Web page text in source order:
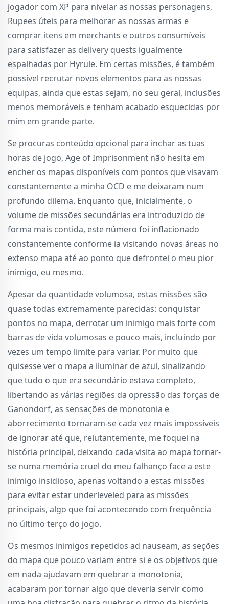
jogador com XP para nivelar as nossas personagens,
Rupees úteis para melhorar as nossas armas e
comprar itens em merchants e outros consumíveis
para satisfazer as delivery quests igualmente
espalhadas por Hyrule. Em certas missões, é também
possível recrutar novos elementos para as nossas
equipas, ainda que estas sejam, no seu geral, inclusões
menos memoráveis e tenham acabado esquecidas por
mim em grande parte.
Se procuras conteúdo opcional para inchar as tuas
horas de jogo, Age of Imprisonment não hesita em
encher os mapas disponíveis com pontos que visavam
constantemente a minha OCD e me deixaram num
profundo dilema. Enquanto que, inicialmente, o
volume de missões secundárias era introduzido de
forma mais contida, este número foi inflacionado
constantemente conforme ia visitando novas áreas no
extenso mapa até ao ponto que defrontei o meu pior
inimigo, eu mesmo.
Apesar da quantidade volumosa, estas missões são
quase todas extremamente parecidas: conquistar
pontos no mapa, derrotar um inimigo mais forte com
barras de vida volumosas e pouco mais, incluindo por
vezes um tempo limite para variar. Por muito que
quisesse ver o mapa a iluminar de azul, sinalizando
que tudo o que era secundário estava completo,
libertando as várias regiões da opressão das forças de
Ganondorf, as sensações de monotonia e
aborrecimento tornaram-se cada vez mais impossíveis
de ignorar até que, relutantemente, me foquei na
história principal, deixando cada visita ao mapa tornar-
se numa memória cruel do meu falhanço face a este
inimigo insidioso, apenas voltando a estas missões
para evitar estar underleveled para as missões
principais, algo que foi acontecendo com frequência
no último terço do jogo.
Os mesmos inimigos repetidos ad nauseam, as seções
do mapa que pouco variam entre si e os objetivos que
em nada ajudavam em quebrar a monotonia,
acabaram por tornar algo que deveria servir como